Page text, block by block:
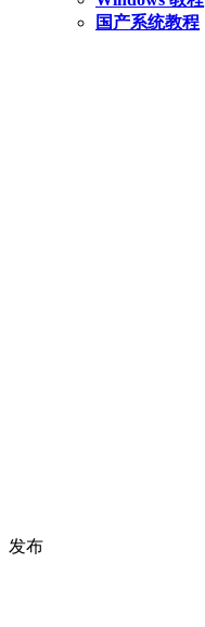
国产系统教程
发布